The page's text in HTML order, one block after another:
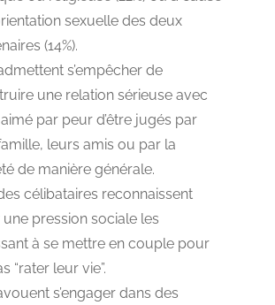
sexuelle des deux
(14%).
s’empêcher de
une relation sérieuse avec
aimé par peur d’être jugés par
leurs amis ou par la
de manière générale.
célibataires reconnaissent
pression sociale les
à se mettre en couple pour
“rater leur vie”.
s’engager dans des